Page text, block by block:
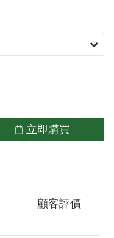
立即購買
顧客評價